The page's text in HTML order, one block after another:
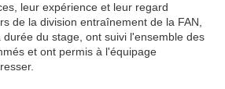
leur expérience et leur regard
de la division entraînement de la FAN,
du stage, ont suivi l'ensemble des
et ont permis à l'équipage